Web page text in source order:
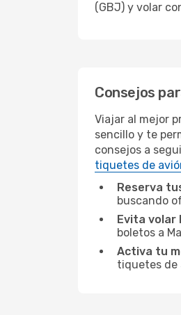
(GBJ) y volar
Consejos
Viajar al mejor
sencillo y te
consejos a
tiquetes de
Reserva
buscando
Evita volar
boletos a
Activa tu
tiquetes de